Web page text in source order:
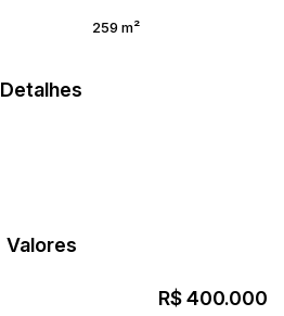
259 m²
Detalhes
Valores
R$400.000